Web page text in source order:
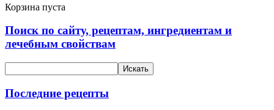
Корзина пуста
Поиск по сайту, рецептам, ингредиентам и
лечебным свойствам
Последние рецепты